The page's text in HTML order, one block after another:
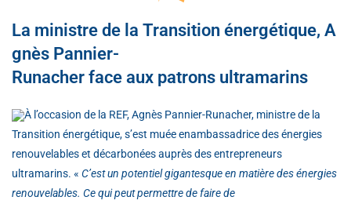
La ministre de la Transition énergétique, A
gnès Pannier-
Runacher face aux patrons ultramarins
À l’occasion de la REF, Agnès Pannier-Runacher, ministre de la
Transition énergétique, s’est muée enambassadrice des énergies
renouvelables et décarbonées auprès des entrepreneurs
ultramarins. « C’est un potentiel gigantesque en matière des énergies
renouvelables. Ce qui peut permettre de faire de